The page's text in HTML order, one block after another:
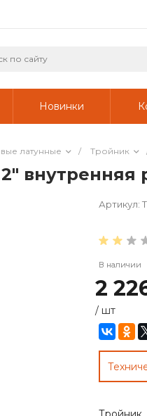
Новинки
латунные / Тройник
внутренняя
Артикул:
В наличии
2
/ шт